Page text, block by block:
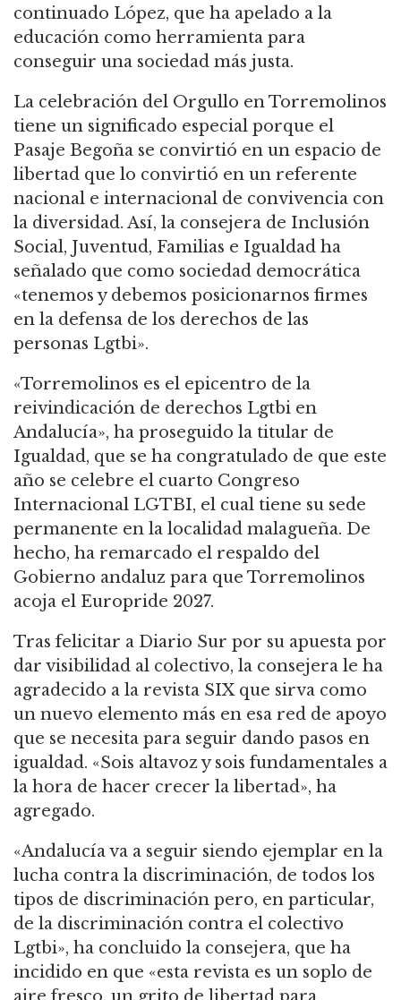
continuado López, que ha apelado a la
educación como herramienta para
conseguir una sociedad más justa.
La celebración del Orgullo en Torremolinos
tiene un significado especial porque el
Pasaje Begoña se convirtió en un espacio de
libertad que lo convirtió en un referente
nacional e internacional de convivencia con
la diversidad. Así, la consejera de Inclusión
Social, Juventud, Familias e Igualdad ha
señalado que como sociedad democrática
«tenemos y debemos posicionarnos firmes
en la defensa de los derechos de las
personas Lgtbi».
«Torremolinos es el epicentro de la
reivindicación de derechos Lgtbi en
Andalucía», ha proseguido la titular de
Igualdad, que se ha congratulado de que este
año se celebre el cuarto Congreso
Internacional LGTBI, el cual tiene su sede
permanente en la localidad malagueña. De
hecho, ha remarcado el respaldo del
Gobierno andaluz para que Torremolinos
acoja el Europride 2027.
Tras felicitar a Diario Sur por su apuesta por
dar visibilidad al colectivo, la consejera le ha
agradecido a la revista SIX que sirva como
un nuevo elemento más en esa red de apoyo
que se necesita para seguir dando pasos en
igualdad. «Sois altavoz y sois fundamentales a
la hora de hacer crecer la libertad», ha
agregado.
«Andalucía va a seguir siendo ejemplar en la
lucha contra la discriminación, de todos los
tipos de discriminación pero, en particular,
de la discriminación contra el colectivo
Lgtbi», ha concluido la consejera, que ha
incidido en que «esta revista es un soplo de